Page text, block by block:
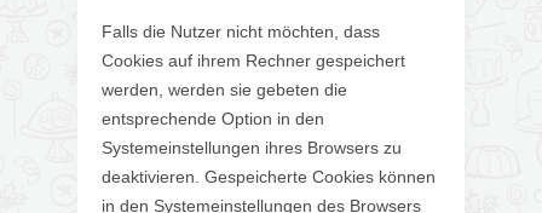
Falls die Nutzer nicht möchten, dass
Cookies auf ihrem Rechner gespeichert
werden, werden sie gebeten die
entsprechende Option in den
Systemeinstellungen ihres Browsers zu
deaktivieren. Gespeicherte Cookies können
in den Systemeinstellungen des Browsers